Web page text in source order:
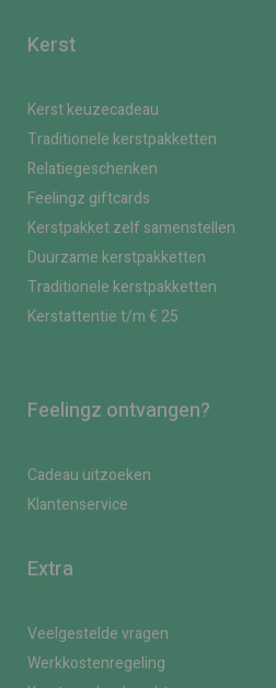
Kerst
Kerst keuzecadeau
Traditionele kerstpakketten
Relatiegeschenken
Feelingz giftcards
Kerstpakket zelf samenstellen
Duurzame kerstpakketten
Traditionele kerstpakketten
Kerstattentie t/m € 25
Feelingz ontvangen?
Cadeau uitzoeken
Klantenservice
Extra
Veelgestelde vragen
Werkkostenregeling